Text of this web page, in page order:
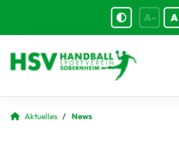
A- A
Aktuelles News